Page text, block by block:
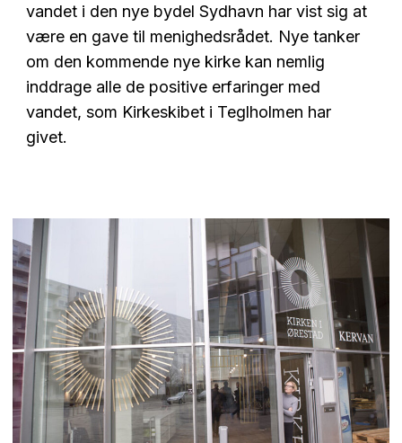
vandet i den nye bydel Sydhavn har vist sig at
være en gave til menighedsrådet. Nye tanker
om den kommende nye kirke kan nemlig
inddrage alle de positive erfaringer med
vandet, som Kirkeskibet i Teglholmen har
givet.